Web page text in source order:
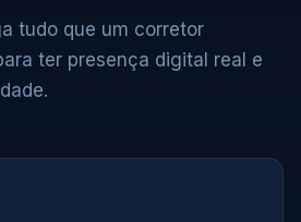
tudo que um corretor
ter presença digital real e